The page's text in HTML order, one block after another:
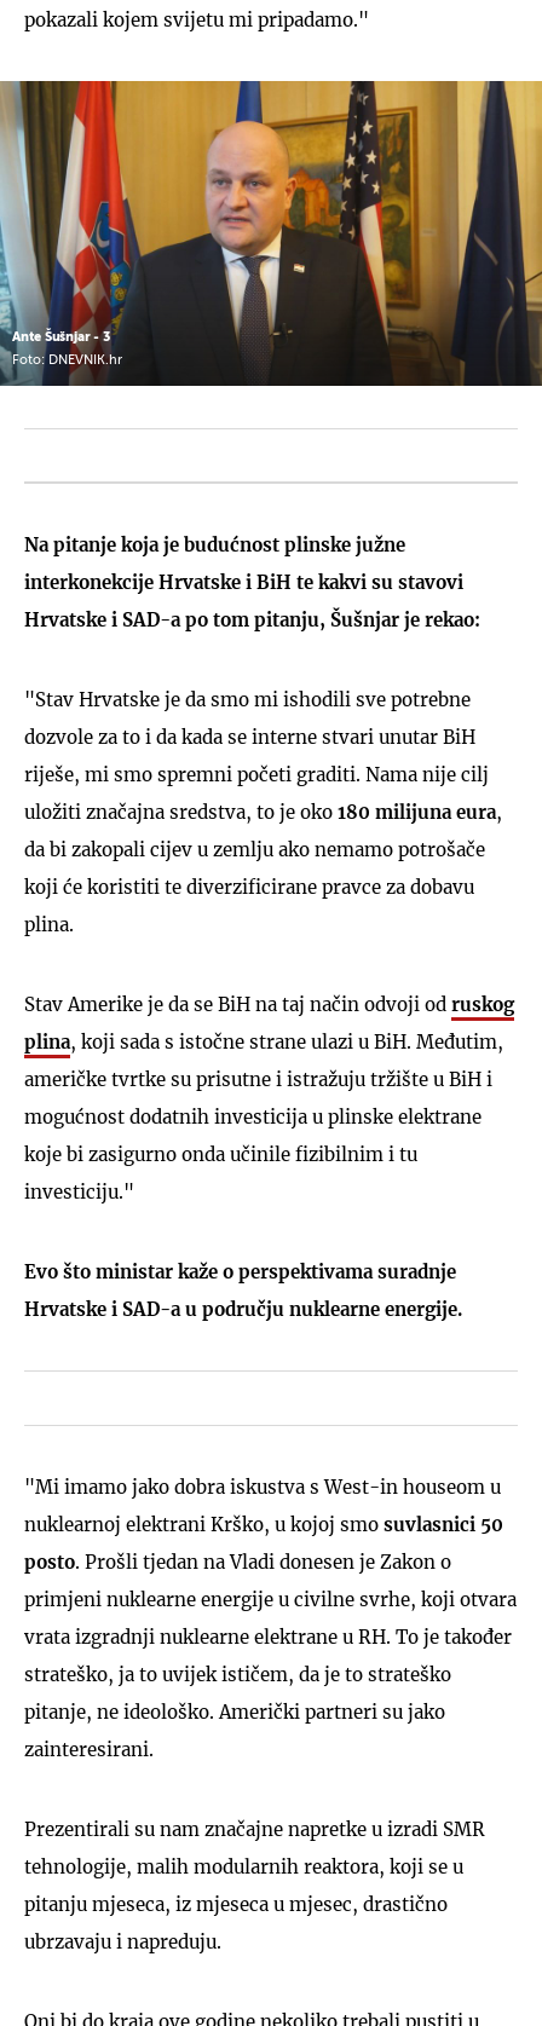
pokazali kojem svijetu mi pripadamo."
Ante Šušnjar - 3
Foto: DNEVNIK.hr
Na pitanje koja je budućnost plinske južne
interkonekcije Hrvatske i BiH te kakvi su stavovi
Hrvatske i SAD-a po tom pitanju, Šušnjar je rekao:
"Stav Hrvatske je da smo mi ishodili sve potrebne
dozvole za to i da kada se interne stvari unutar BiH
riješe, mi smo spremni početi graditi. Nama nije cilj
uložiti značajna sredstva, to je oko 180 milijuna eura,
da bi zakopali cijev u zemlju ako nemamo potrošače
koji će koristiti te diverzificirane pravce za dobavu
plina.
Stav Amerike je da se BiH na taj način odvoji od ruskog
plina, koji sada s istočne strane ulazi u BiH. Međutim,
američke tvrtke su prisutne i istražuju tržište u BiH i
mogućnost dodatnih investicija u plinske elektrane
koje bi zasigurno onda učinile fizibilnim i tu
investiciju."
Evo što ministar kaže o perspektivama suradnje
Hrvatske i SAD-a u području nuklearne energije.
"Mi imamo jako dobra iskustva s West-in houseom u
nuklearnoj elektrani Krško, u kojoj smo suvlasnici 50
posto. Prošli tjedan na Vladi donesen je Zakon o
primjeni nuklearne energije u civilne svrhe, koji otvara
vrata izgradnji nuklearne elektrane u RH. To je također
strateško, ja to uvijek ističem, da je to strateško
pitanje, ne ideološko. Američki partneri su jako
zainteresirani.
Prezentirali su nam značajne napretke u izradi SMR
tehnologije, malih modularnih reaktora, koji se u
pitanju mjeseca, iz mjeseca u mjesec, drastično
ubrzavaju i napreduju.
Oni bi do kraja ove godine nekoliko trebali pustiti u